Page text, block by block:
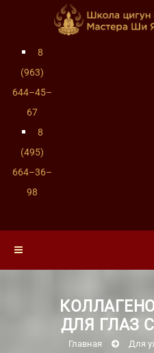
8
(963)
644–45–
67
8
(495)
664–36–
98
ДЛЯ ГЛАЗ
Главная
Для